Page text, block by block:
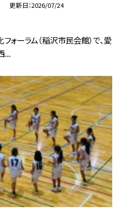
更新日 2026/07/24
ォーラム（稲沢市民会館）で、愛
...